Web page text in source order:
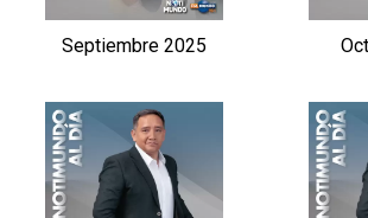
Septiembre 2025